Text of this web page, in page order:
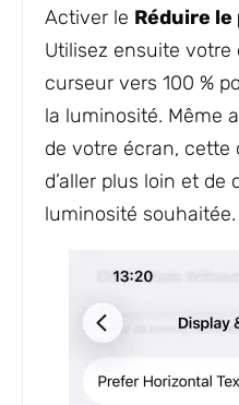
Activer le Réduire
Utilisez ensuite votre
curseur vers 100 %
la luminosité. Même
de votre écran,
d’aller plus loin et
luminosité souhaitée.